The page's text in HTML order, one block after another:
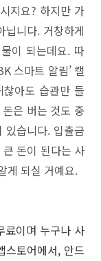
지요? 하지만 가
니다. 거창하게
이 되는데요. 따
스마트 알림’ 캘
아도 습관만 들
은 버는 것도 중
있습니다. 입출금
돈이 된다는 사
게 되실 거예요.
료이며 누구나 사
스토어에서, 안드